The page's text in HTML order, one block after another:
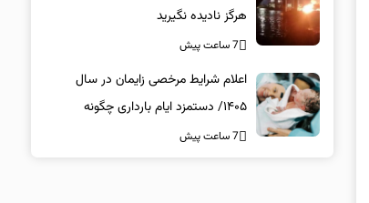
هرگز نادیده نگیرید
7 ساعت پیش
اعلام شرایط مرخصی زایمان در سال
۱۴۰۵/ دستمزد ایام بارداری چگونه
پرداخت می‌شود؟
7 ساعت پیش